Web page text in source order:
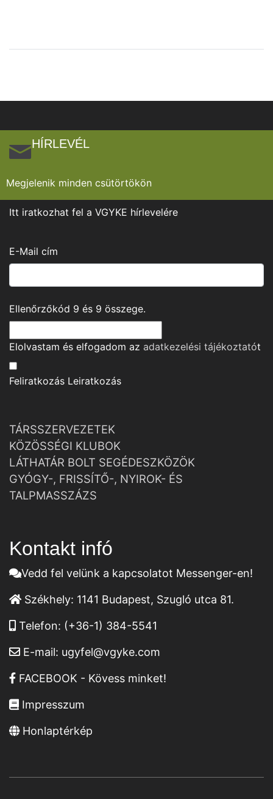
HÍRLEVÉL
Megjelenik minden csütörtökön
Itt iratkozhat fel a VGYKE hírlevelére
E-Mail cím
Ellenőrzőkód 9 és 9 összege.
Elolvastam és elfogadom az adatkezelési tájékoztatót
Feliratkozás Leiratkozás
TÁRSSZERVEZETEK
KÖZÖSSÉGI KLUBOK
LÁTHATÁR BOLT SEGÉDESZKÖZÖK
GYÓGY-, FRISSÍTŐ-, NYIROK- ÉS
TALPMASSZÁZS
Kontakt infó
Vedd fel velünk a kapcsolatot Messenger-en!
Székhely: 1141 Budapest, Szugló utca 81.
Telefon: (+36-1) 384-5541
E-mail: ugyfel@vgyke.com
FACEBOOK - Kövess minket!
Impresszum
Honlaptérkép